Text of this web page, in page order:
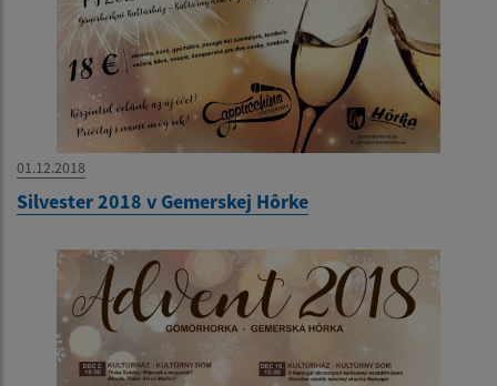
01.12.2018
Silvester 2018 v Gemerskej Hôrke